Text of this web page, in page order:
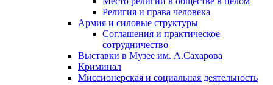
Религия и права человека
Армия и силовые структуры
Соглашения и практическое
сотрудничество
Выставки в Музее им. А.Сахарова
Криминал
Миссионерская и социальная деятельность